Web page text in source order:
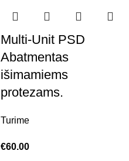
Multi-Unit PSD
Abatmentas
išimamiems
protezams.
Turime
€60.00